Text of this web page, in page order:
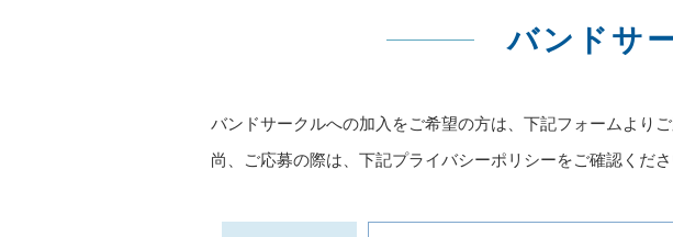
バンドサ
バンドサークルへの加入をご希望の方は、下記フォームよりご
尚、ご応募の際は、下記プライバシーポリシーをご確認くださ